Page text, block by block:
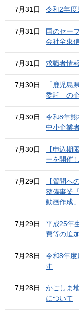
7月31日 令和2年度
7月31日
国のセー
会社全東
7月31日 求職者情報
7月30日
「鹿児島
委託」の
7月30日
令和8年熊
中小企業
7月30日
【申込期
ーを開催
7月29日
【質問へ
整備事業
動画作成
7月29日
平成25年
費等の追
7月28日
令和8年度
す
7月28日
かごしま
について